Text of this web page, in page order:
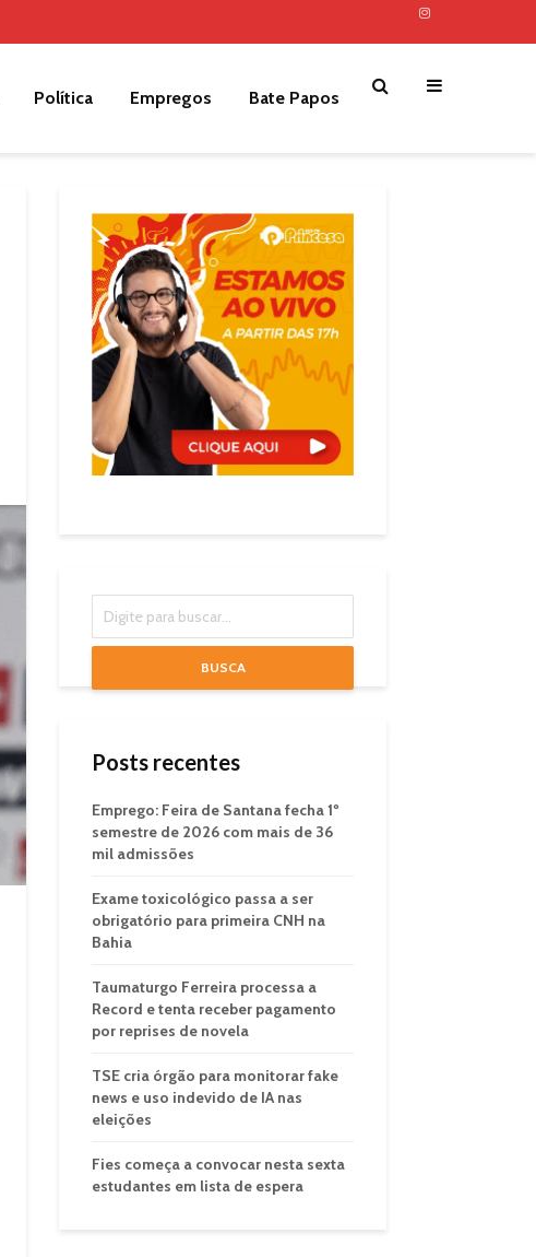
Política Empregos Bate Papos
BUSCA
Posts recentes
Emprego: Feira de Santana fecha 1º
semestre de 2026 com mais de 36
mil admissões
Exame toxicológico passa a ser
obrigatório para primeira CNH na
Bahia
Taumaturgo Ferreira processa a
Record e tenta receber pagamento
por reprises de novela
TSE cria órgão para monitorar fake
news e uso indevido de IA nas
eleições
Fies começa a convocar nesta sexta
estudantes em lista de espera